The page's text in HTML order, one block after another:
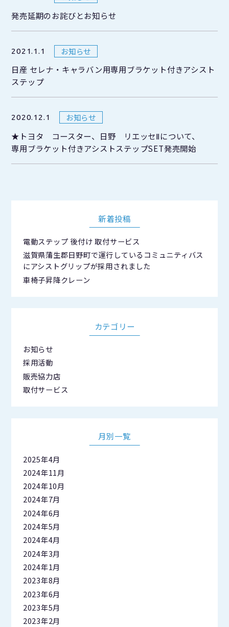
発売延期のお詫びとお知らせ
2021.1.1 お知らせ
日産 セレナ・キャラバン用専用ブラケット付きアシスト
ステップ
2020.12.1 お知らせ
★トヨタ コースター、日野 リエッセⅡについて、
専用ブラケット付きアシストステップSET発売開始
新着投稿
電動ステップ 後付け 取付サービス
滋賀県蒲生郡日野町で運行しているコミュニティバス
にアシストグリップが採用されました
車椅子昇降クレーン
カテゴリー
お知らせ
採用活動
販売協力店
取付サービス
月別一覧
2025年4月
2024年11月
2024年10月
2024年7月
2024年6月
2024年5月
2024年4月
2024年3月
2024年1月
2023年8月
2023年6月
2023年5月
2023年2月